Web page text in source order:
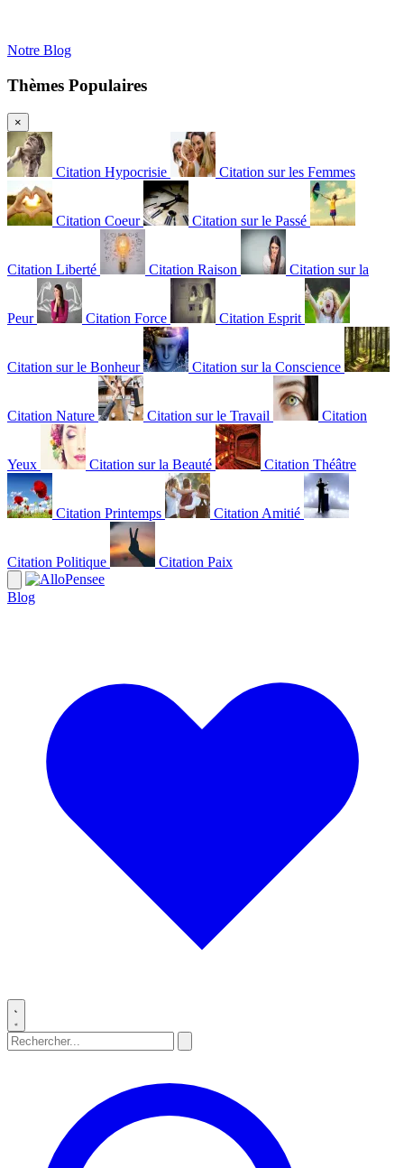
Notre Blog
Thèmes Populaires
×
Citation Hypocrisie Citation sur les Femmes
Citation Coeur Citation sur le Passé
Citation Liberté Citation Raison Citation sur la
Peur Citation Force Citation Esprit
Citation sur le Bonheur Citation sur la Conscience
Citation Nature Citation sur le Travail Citation
Yeux Citation sur la Beauté Citation Théâtre
Citation Printemps Citation Amitié
Citation Politique Citation Paix
Blog